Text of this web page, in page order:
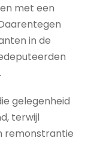
met een
in de
gelegenheid
terwijl
remonstrantie